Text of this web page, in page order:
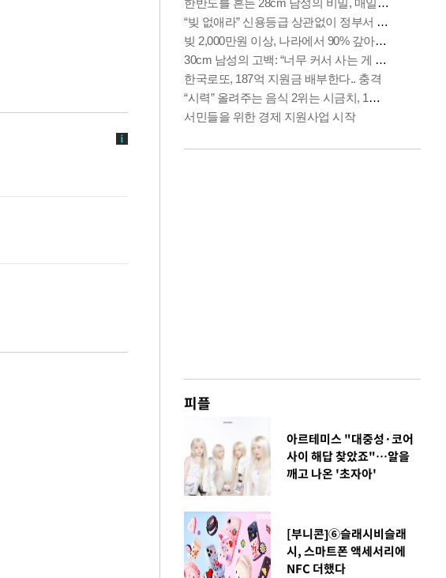
피플
아르테미스 "대중성·코어
사이 해답 찾았죠"…알을
깨고 나온 '초자아'
[부니콘]⑥슬래시비슬래
시, 스마트폰 액세서리에
NFC 더했다